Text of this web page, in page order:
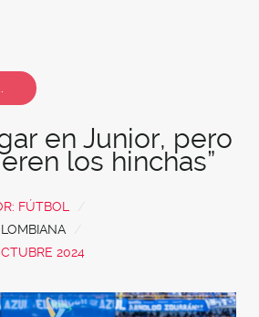
en Junior, pero
los hinchas”
FÚTBOL
2024